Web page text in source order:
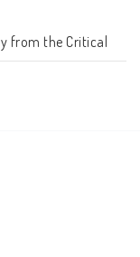
from the Critical